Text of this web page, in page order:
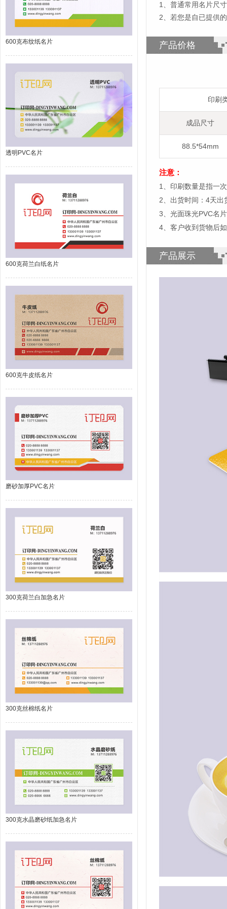
600克布纹纸名片
透明PVC名片
600克荷兰白纸名片
600克牛皮纸名片
磨砂加厚PVC名片
300克荷兰白加急名片
300克丝棉纸名片
300克水晶磨砂纸加急名片
1
普通常用名片尺
2、若您是自已提供
产品价格
印刷
成品尺寸
88.5*54mm
注意：
1、印刷数量是指一
2、出货时间：4天出
3、光面珠光PVC名
4、客户收到货物后
产品展示